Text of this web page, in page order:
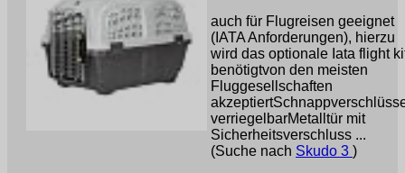
auch für Flugreisen geeignet
(IATA Anforderungen), hierzu
wird das optionale Iata flight
benötigtvon den meisten
Fluggesellschaften
verriegelbarMetalltür mit
Sicherheitsverschluss ...
(Suche nach Skudo 3 )